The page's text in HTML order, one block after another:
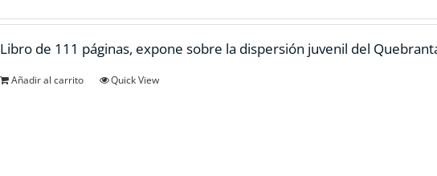
Libro de 111 páginas, expone sobre la dispersión juvenil del
Añadir al carrito Quick View